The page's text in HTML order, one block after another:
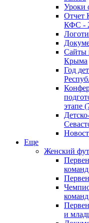
Уроки
Отчет
КФС -
Сайты
Крыма
Год
этапе
Еще
Женский
команд
и